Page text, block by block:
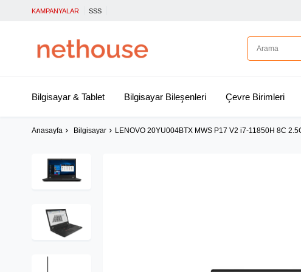
KAMPANYALAR SSS
Bilgisayar & Tablet Bilgisayar Bileşenleri Çevre Birimleri
Anasayfa Bilgisayar LENOVO 20YU004BTX MWS P17 V2 i7-11850H 8C